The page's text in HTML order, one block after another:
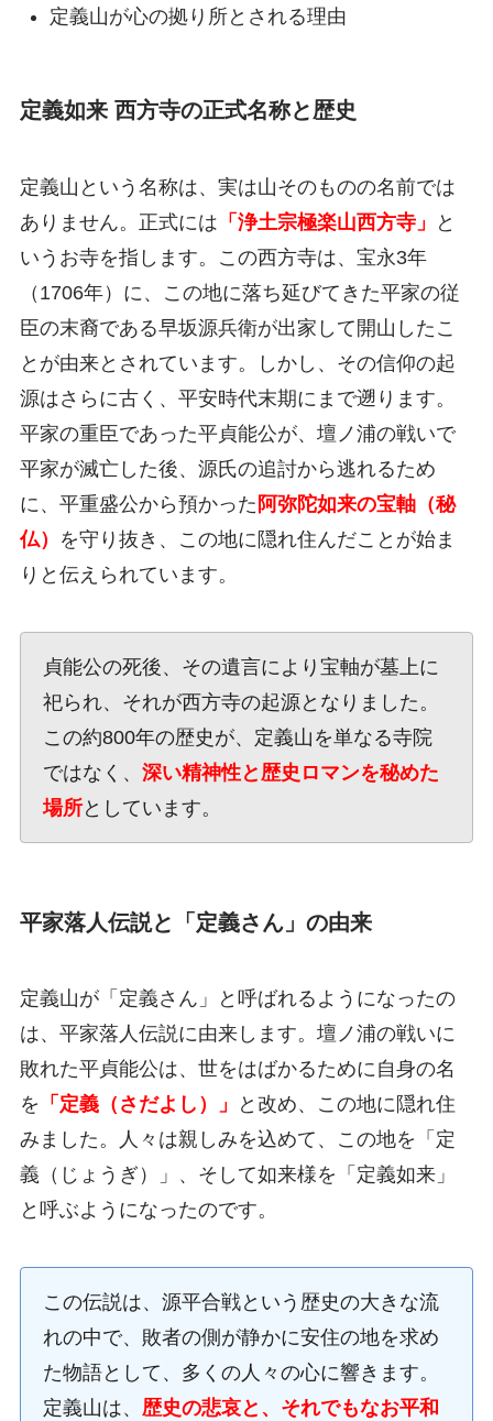
定義山が心の拠り所とされる理由
定義如来 西方寺の正式名称と歴史
定義山という名称は、実は山そのものの名前では
ありません。正式には 「浄土宗極楽山西方寺」
と
いうお寺を指します。この西方寺は、宝永3年
（1706年）に、この地に落ち延びてきた平家の従
臣の末裔である早坂源兵衛が出家して開山したこ
とが由来とされています。しかし、その信仰の起
源はさらに古く、平安時代末期にまで遡ります。
平家の重臣であった平貞能公が、壇ノ浦の戦いで
平家が滅亡した後、源氏の追討から逃れるため
に、平重盛公から預かった 阿弥陀如来の宝軸（秘
仏）
を守り抜き、この地に隠れ住んだことが始ま
りと伝えられています。
貞能公の死後、その遺言により宝軸が墓上に
祀られ、それが西方寺の起源となりました。
この約800年の歴史が、定義山を単なる寺院
ではなく、 深い精神性と歴史ロマンを秘めた
場所としています。
平家落人伝説と「定義さん」の由来
定義山が「定義さん」と呼ばれるようになったの
は、平家落人伝説に由来します。壇ノ浦の戦いに
敗れた平貞能公は、世をはばかるために自身の名
を 「定義（さだよし）」
と改め、この地に隠れ住
みました。人々は親しみを込めて、この地を「定
義（じょうぎ）」、そして如来様を「定義如来」
と呼ぶようになったのです。
この伝説は、源平合戦という歴史の大きな流
れの中で、敗者の側が静かに安住の地を求め
た物語として、多くの人々の心に響きます。
定義山は、 歴史の悲哀と、それでもなお平和